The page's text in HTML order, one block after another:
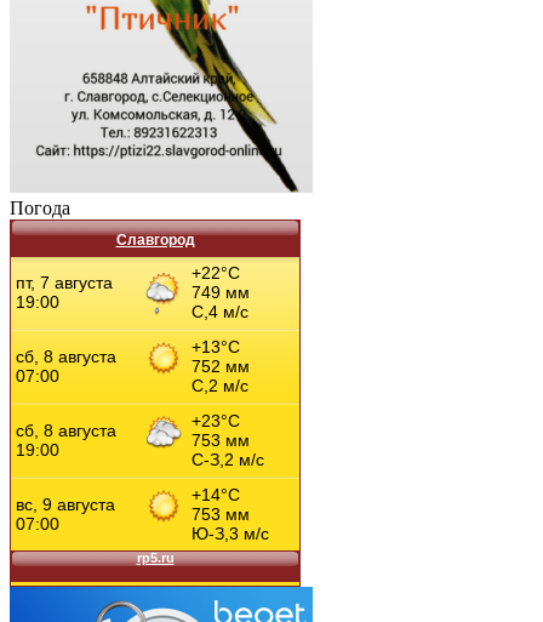
Погода
Славгород